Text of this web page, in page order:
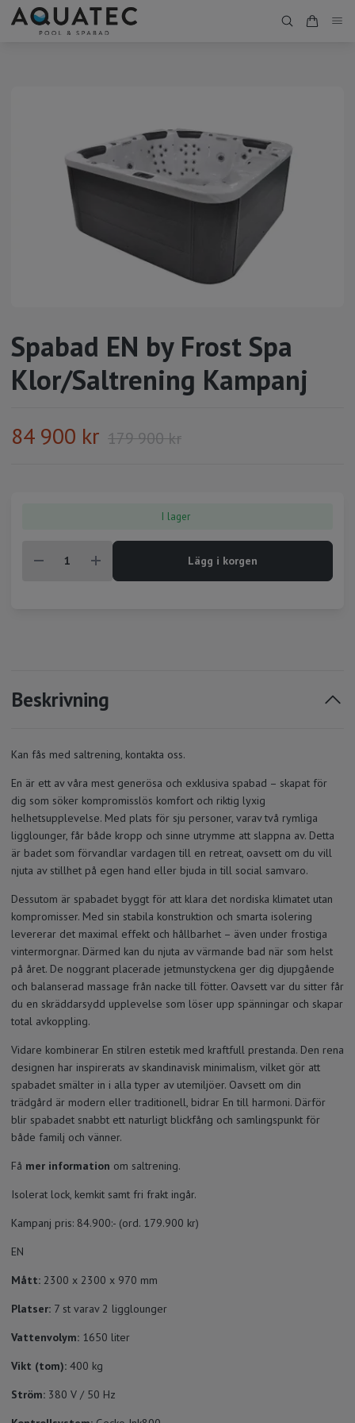
Spabad EN by Frost Spa
Klor/Saltrening Kampanj
84 900 kr 179 900 kr
I lager
Lägg i korgen
Beskrivning
Kan fås med saltrening, kontakta oss.
En är ett av våra mest generösa och exklusiva spabad – skapat för
dig som söker kompromisslös komfort och riktig lyxig
helhetsupplevelse. Med plats för sju personer, varav två rymliga
ligglounger, får både kropp och sinne utrymme att slappna av. Detta
är badet som förvandlar vardagen till en retreat, oavsett om du vill
njuta av stillhet på egen hand eller bjuda in till social samvaro.
Dessutom är spabadet byggt för att klara det nordiska klimatet utan
kompromisser. Med sin stabila konstruktion och smarta isolering
levererar det maximal effekt och hållbarhet – även under frostiga
vintermorgnar. Därmed kan du njuta av värmande bad när som helst
på året. De noggrant placerade jetmunstyckena ger dig djupgående
och balanserad massage från nacke till fötter. Oavsett var du sitter får
du en skräddarsydd upplevelse som löser upp spänningar och skapar
total avkoppling.
Vidare kombinerar En stilren estetik med kraftfull prestanda. Den rena
designen har inspirerats av skandinavisk minimalism, vilket gör att
spabadet smälter in i alla typer av utemiljöer. Oavsett om din
trädgård är modern eller traditionell, bidrar En till harmoni. Därför
blir spabadet snabbt ett naturligt blickfång och samlingspunkt för
både familj och vänner.
Få mer information om saltrening.
Isolerat lock, kemkit samt fri frakt ingår.
Kampanj pris: 84.900:- (ord. 179.900 kr)
EN
Mått: 2300 x 2300 x 970 mm
Platser: 7 st varav 2 ligglounger
Vattenvolym: 1650 liter
Vikt (tom): 400 kg
Ström: 380 V / 50 Hz